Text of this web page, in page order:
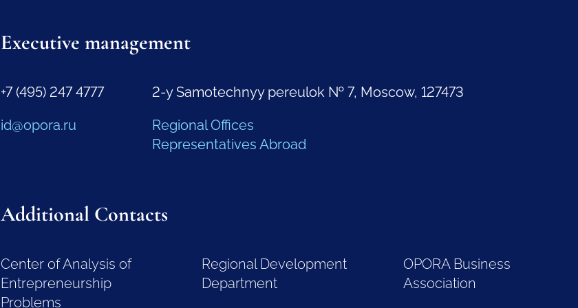
Executive management
+7 (495) 247 4777
id@opora.ru
2-y Samotechnyy pereulok № 7, Moscow, 127473
Regional Offices
Representatives Abroad
Additional Contacts
Center of Analysis of
Entrepreneurship
Problems
Regional Development
Department
OPORA Business
Association